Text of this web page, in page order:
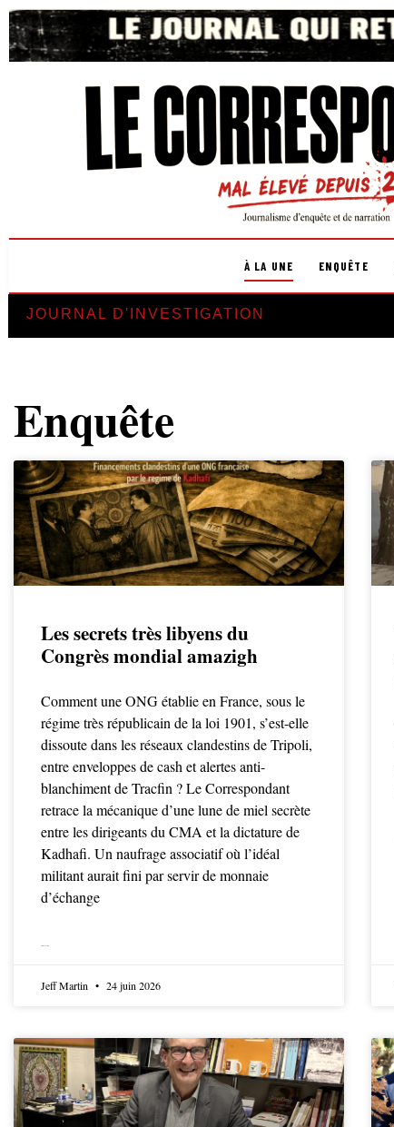
À LA UNE ENQUÊTE
JOURNAL D'INVESTIGATION
Enquête
Les secrets très libyens du
Congrès mondial amazigh
Comment une ONG établie en France, sous le
régime très républicain de la loi 1901, s’est-elle
dissoute dans les réseaux clandestins de Tripoli,
entre enveloppes de cash et alertes anti-
blanchiment de Tracfin ? Le Correspondant
retrace la mécanique d’une lune de miel secrète
entre les dirigeants du CMA et la dictature de
Kadhafi. Un naufrage associatif où l’idéal
militant aurait fini par servir de monnaie
d’échange
Jeff Martin 24 juin 2026